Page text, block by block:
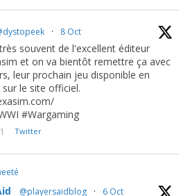
· 8 Oct
souvent de l'excellent éditeur
et on va bientôt remettre ça avec
leur prochain jeu disponible en
le site officiel.
#Wargaming
1 Twitter
@playersaidblog · 6 Oct